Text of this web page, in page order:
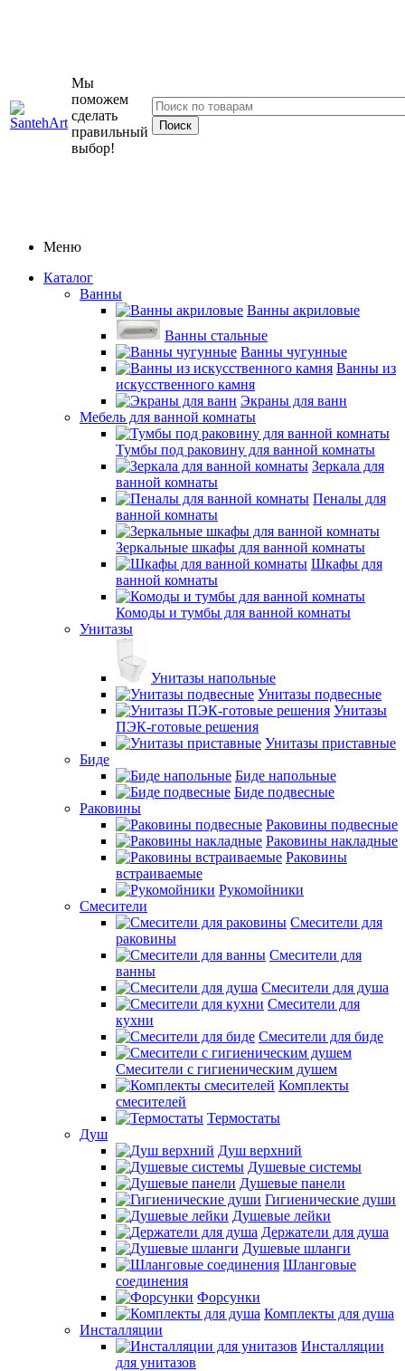
Мы
поможем
сделать
правильный
выбор!
Меню
Каталог
Ванны
Ванны акриловые
Ванны стальные
Ванны чугунные
Ванны из
искусственного камня
Экраны для ванн
Мебель для ванной комнаты
Тумбы под раковину для ванной комнаты
Зеркала для
ванной комнаты
Пеналы для
ванной комнаты
Зеркальные шкафы для ванной комнаты
Шкафы для
ванной комнаты
Комоды и тумбы для ванной комнаты
Унитазы
Унитазы напольные
Унитазы подвесные
Унитазы
ПЭК-готовые решения
Унитазы приставные
Биде
Биде напольные
Биде подвесные
Раковины
Раковины подвесные
Раковины накладные
Раковины
встраиваемые
Рукомойники
Смесители
Смесители для
раковины
Смесители для
ванны
Смесители для душа
Смесители для
кухни
Смесители для биде
Смесители с гигиеническим душем
Комплекты
смесителей
Термостаты
Душ
Душ верхний
Душевые системы
Душевые панели
Гигиенические души
Душевые лейки
Держатели для душа
Душевые шланги
Шланговые
соединения
Форсунки
Комплекты для душа
Инсталляции
Инсталляции
для унитазов